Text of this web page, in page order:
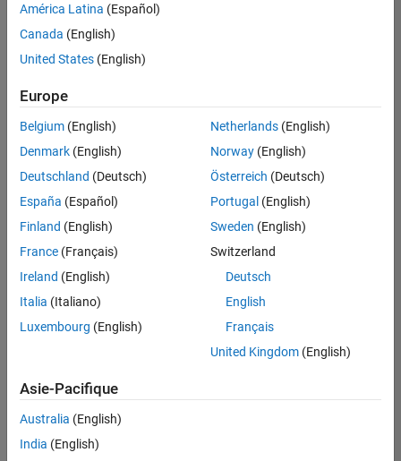
Enregistrer
sélectionnées
Les
descriptions
poste
n’ont
pas
été
traduites.
Effectuez
lieu
pour
l’ensemble
América Latina (Español)
Canada (English)
United States (English)
Europe
Belgium (English)
Denmark (English)
Deutschland (Deutsch)
España (Español)
Finland (English)
France (Français)
Ireland (English)
Italia (Italiano)
Luxembourg (English)
Netherlands(English)
Norway(English)
Österreich (Deutsch)
Portugal (English)
Sweden (English)
Switzerland
Deutsch
English
Français
United Kingdom(English)
Asie-Pacifique
Australia (English)
India (English)